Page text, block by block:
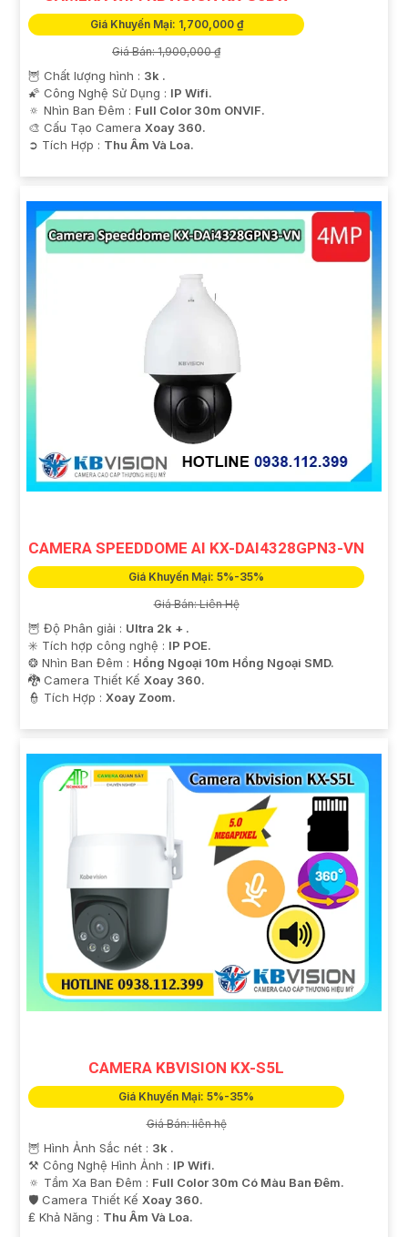
Giá Khuyến Mại: 1,700,000 ₫
Giá Bán: 1,900,000 ₫
🦉 Chất lượng hình : 3k .
🌠 Công Nghệ Sử Dụng : IP Wifi.
🔅 Nhìn Ban Đêm : Full Color 30m ONVIF.
🎨 Cấu Tạo Camera Xoay 360.
️➲ Tích Hợp : Thu Âm Và Loa.
CAMERA SPEEDDOME AI KX-DAI4328GPN3-VN
Giá Khuyến Mại: 5%-35%
Giá Bán: Liên Hệ
🦉 Độ Phân giải : Ultra 2k + .
✳️ Tích hợp công nghệ : IP POE.
❂ Nhìn Ban Đêm : Hồng Ngoại 10m Hồng Ngoại SMD.
🐉️ Camera Thiết Kế Xoay 360.
️👮 Tích Hợp : Xoay Zoom.
CAMERA KBVISION KX-S5L
Giá Khuyến Mại: 5%-35%
Giá Bán: liên hệ
🦉 Hình Ảnh Sắc nét : 3k .
⚒ Công Nghệ Hình Ảnh : IP Wifi.
🔅 Tầm Xa Ban Đêm : Full Color 30m Có Màu Ban Ðêm.
🛡 Camera Thiết Kế Xoay 360.
️₤ Khả Năng : Thu Âm Và Loa.